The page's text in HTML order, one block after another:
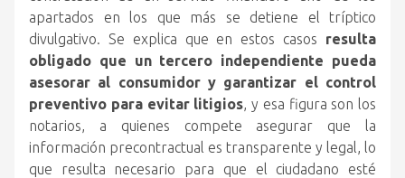
apartados en los que más se detiene el tríptico
divulgativo. Se explica que en estos casos resulta
obligado que un tercero independiente pueda
asesorar al consumidor y garantizar el control
preventivo para evitar litigios, y esa figura son los
notarios, a quienes compete asegurar que la
información precontractual es transparente y legal, lo
que resulta necesario para que el ciudadano esté